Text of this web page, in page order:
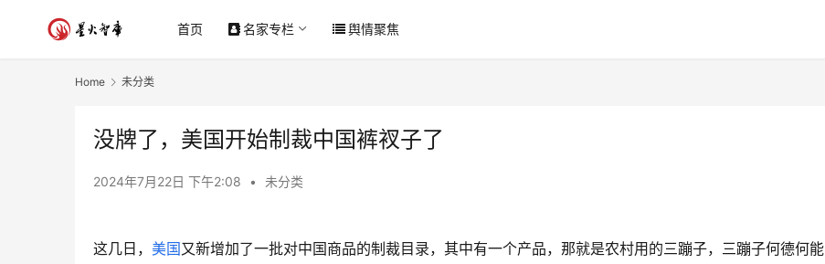
首页 名家专栏 舆情聚焦
Home 未分类
没牌了，美国开始制裁中国裤衩子了
2024年7月22日 下午2:08 • 未分类
这几日， 美国又新增加了一批对中国商品的制裁目录，其中有一个产品，那就是农村用的三蹦子，三蹦子何德何能